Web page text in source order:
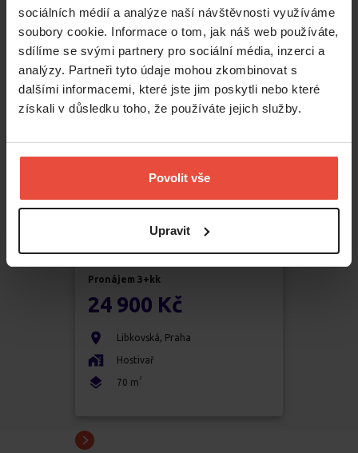
sociálních médií a analýze naší návštěvnosti využíváme
soubory cookie. Informace o tom, jak náš web používáte,
sdílíme se svými partnery pro sociální média, inzerci a
analýzy. Partneři tyto údaje mohou zkombinovat s
dalšími informacemi, které jste jim poskytli nebo které
získali v důsledku toho, že používáte jejich služby.
Povolit vše
Upravit
Kamýk
70m
Pronájem 3+kk
24 900 Kč
Libkovská, Praha
Hostivař
70 m 2